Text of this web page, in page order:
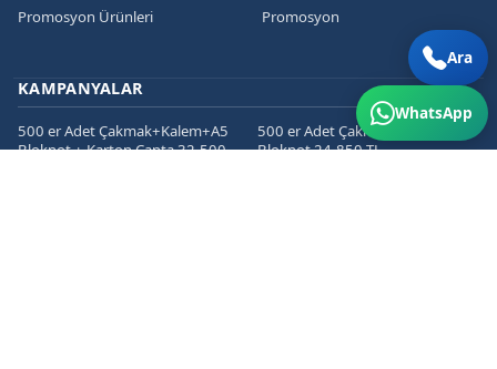
Promosyon Ürünleri
Promosyon
KAMPANYALAR
500 er Adet Çakmak+Kalem+A5
Bloknot + Karton Çanta 32.500
500 er Adet Çakmak+Kalem+A5
Bloknot 24.850 TL
Ara
WhatsApp